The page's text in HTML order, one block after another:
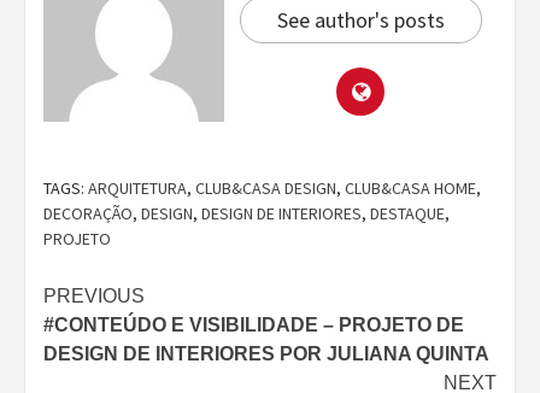
See author's posts
TAGS: ARQUITETURA, CLUB&CASA DESIGN, CLUB&CASA HOME,
DECORAÇÃO, DESIGN, DESIGN DE INTERIORES, DESTAQUE,
PROJETO
Continue
Reading
PREVIOUS
#CONTEÚDO E VISIBILIDADE – PROJETO DE
DESIGN DE INTERIORES POR JULIANA QUINTA
NEXT